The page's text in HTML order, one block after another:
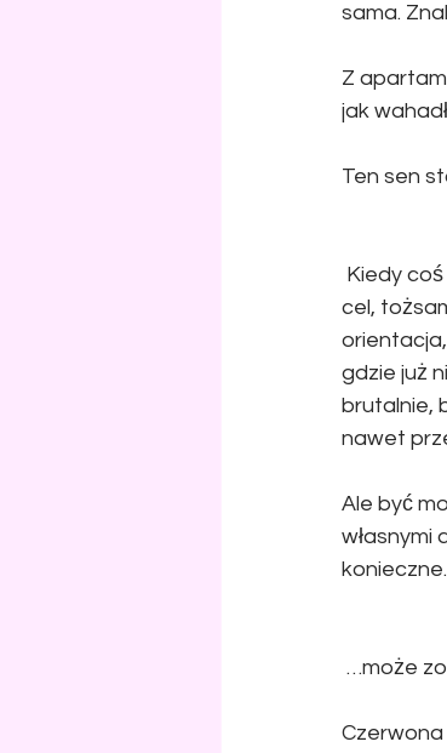
sama.
Z
jak
Ten sen
Kiedy
cel,
gdzie już
brutalnie,
nawet
Ale być
własnymi
…może
Czerwona